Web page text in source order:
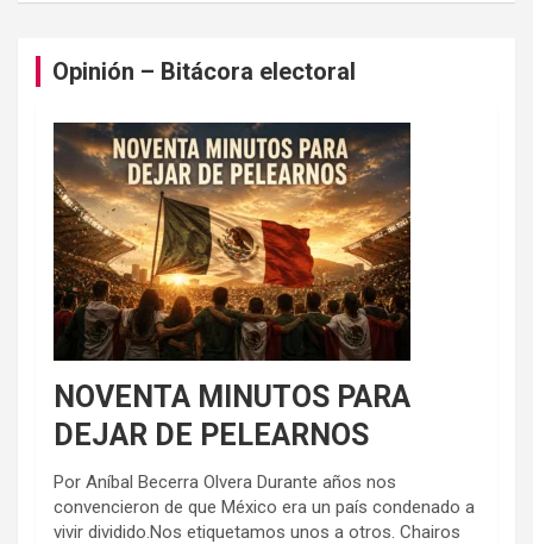
Opinión – Bitácora electoral
NOVENTA MINUTOS PARA
DEJAR DE PELEARNOS
Por Aníbal Becerra Olvera Durante años nos
convencieron de que México era un país condenado a
vivir dividido.Nos etiquetamos unos a otros. Chairos